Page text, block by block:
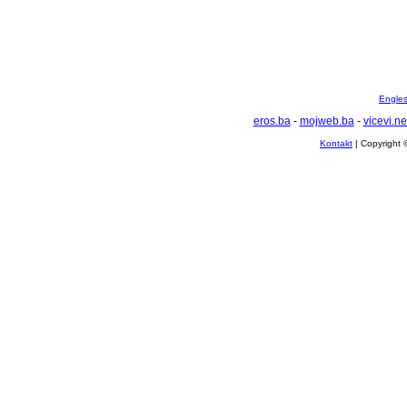
eros.ba- mojweb.ba-
Kontakt | Copyright